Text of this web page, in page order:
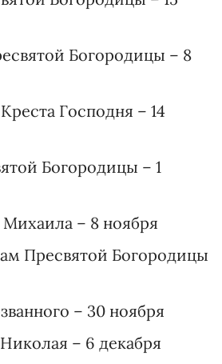
Богородицы – 8
Господня – 14
Богородицы – 1
Михаила – 8 ноября
Пресвятой Богородицы
– 30 ноября
– 6 декабря